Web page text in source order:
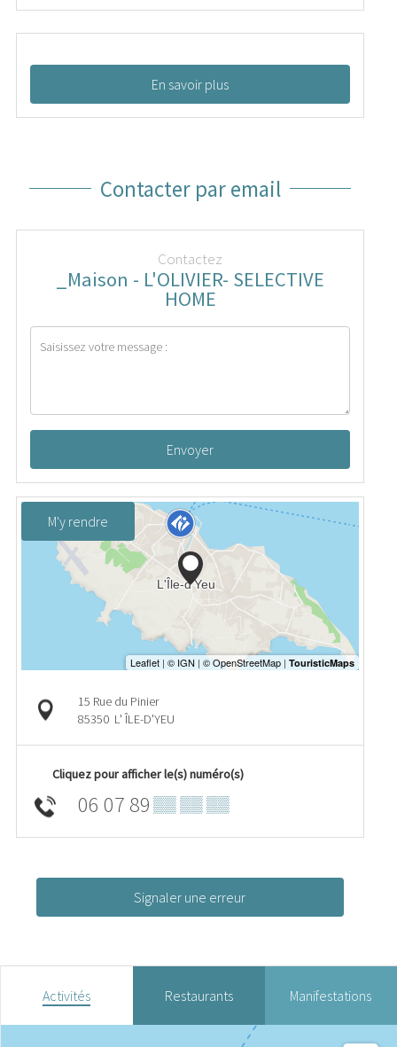
En savoir plus
Contacter par email
Contactez
_Maison - L'OLIVIER- SELECTIVE
HOME
Envoyer
M'y rendre
15 Rue du Pinier
85350 L' ÎLE-D'YEU
Cliquez pour afficher le(s) numéro(s)
06 07 89 ▒▒ ▒▒ ▒▒
Signaler une erreur
Activités Restaurants Manifestations